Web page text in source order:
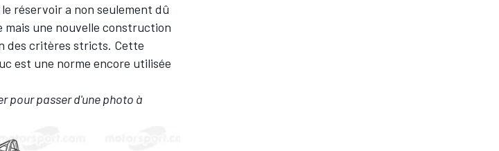
réservoir a non seulement dû
une nouvelle construction
des critères stricts. Cette
est une norme encore utilisée
pour passer d'une photo à